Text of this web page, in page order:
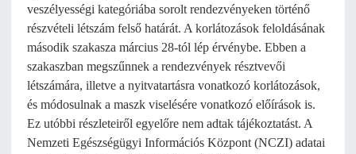
veszélyességi kategóriába sorolt rendezvényeken történő
részvételi létszám felső határát. A korlátozások feloldásának
második szakasza március 28-tól lép érvénybe. Ebben a
szakaszban megszűnnek a rendezvények résztvevői
létszámára, illetve a nyitvatartásra vonatkozó korlátozások,
és módosulnak a maszk viselésére vonatkozó előírások is.
Ez utóbbi részleteiről egyelőre nem adtak tájékoztatást. A
Nemzeti Egészségügyi Információs Központ (NCZI) adatai